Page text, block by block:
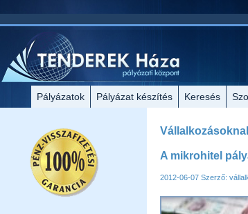
Pályázatok Pályázat készítés Keresés
A mikrohitel
2012-06-07 Szerző: